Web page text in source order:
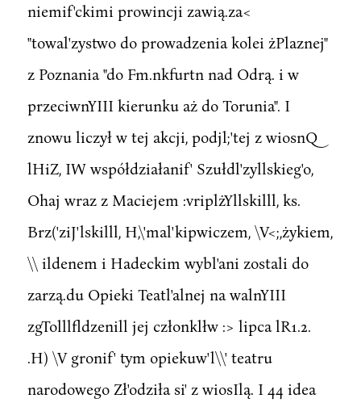
niemif'ckimi prowincji zawią.za<
"towal'zystwo do prowadzenia kolei żPlaznej"
z Poznania "do Fm.nkfurtn nad Odrą. i w
przeciwnYIII kierunku aż do Torunia". I
znowu liczył w tej akcji, podjl;'tej z wiosnQ
lHiZ, IW współdziałanif' Szułdl'zyllskieg'o,
Ohaj wraz z Maciejem :vriplżYllskilll, ks.
Brz('ziJ'lskilll, H,\'mal'kipwiczem, \V<;,żykiem,
\\ ildenem i Hadeckim wybl'ani zostali do
zarzą.du Opieki Teatl'alnej na walnYIII
zgTolllfldzenill jej członklłw :> lipca lR1.2.
.H) \V gronif' tym opiekuw'l\\' teatru
narodowego Zł'odziła si' z wiosIlą. I 44 idea